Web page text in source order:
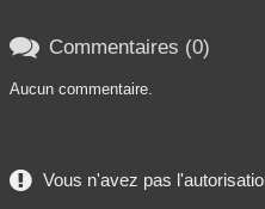
 Commentaires (0)
Aucun commentaire.
Vous n'avez pas